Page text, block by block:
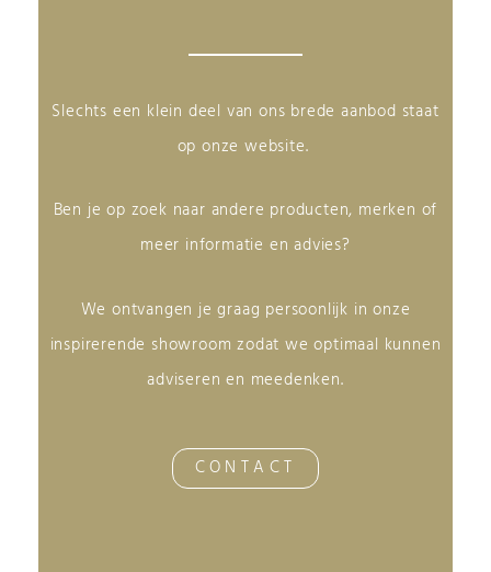
Slechts een klein deel van ons brede aanbod staat
op onze website.
Ben je op zoek naar andere producten, merken of
meer informatie en advies?
We ontvangen je graag persoonlijk in onze
inspirerende showroom zodat we optimaal kunnen
adviseren en meedenken.
CONTACT